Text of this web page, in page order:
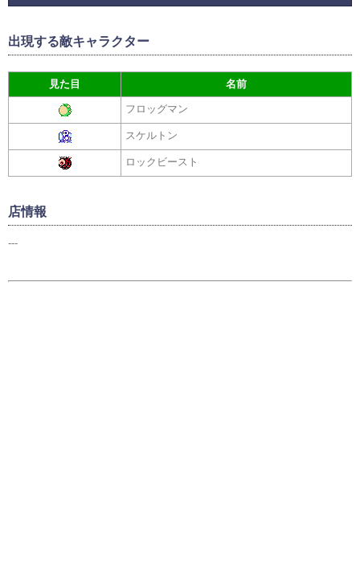
出現する敵キャラクター
見た目 名前
フロッグマン
スケルトン
ロックビースト
店情報
---